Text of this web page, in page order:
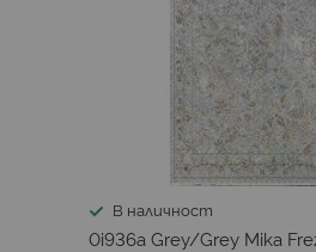
В наличност
0i936a Grey/Grey Mika